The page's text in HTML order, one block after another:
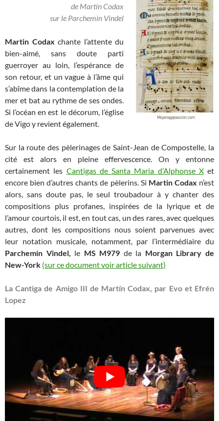
de Martín Codax
sur le Parchemin Vindel
Martin Codax chante l’attente du
bien-aimé, sans doute parti
guerroyer au loin, l’espérance de
son retour, et un vague à l’âme qui
s’abîme dans la contemplation de la
mer et bat au rythme de ses ondes.
Si l’océan en est le décorum, l’église
de Vigo y revient également.
Sur la route des pèlerinages de Saint-Jean de Compostelle, la
cité est alors en pleine effervescence. On y entonne
certainement les Cantigas de Santa Maria d’Alphonse Xet
encore bien d’autres chants de pèlerins. Si Martin Codax n’est
alors, sans doute pas, le seul troubadour à y chanter des
compositions plus profanes, inspirées de la lyrique et de
l’amour courtois, il est, en tout cas, un des rares, avec quelques
autres, dont les compositions nous soient parvenues avec
leur notation musicale, notamment, par l’intermédiaire du
Parchemin Vindel, le MS M979 de la Morgan Library de
New-York (sur ce document voir article suivant)
La Cantiga de Amigo III de Martín Codax, par Evo et Efrén
Lopez